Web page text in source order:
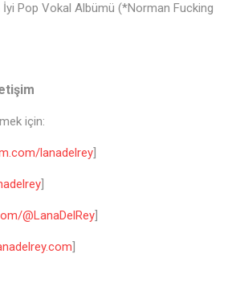
İyi Pop Vokal Albümü (*Norman Fucking
için:
lanadelrey
@LanaDelRey